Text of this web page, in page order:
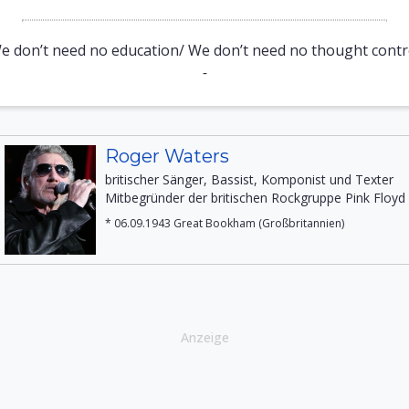
don’t need no education/ We don’t need no thought
-
Roger Waters
britischer Sänger, Bassist, Komponist und Texter
Mitbegründer der britischen Rockgruppe Pink Floyd
* 06.09.1943 Great Bookham (Großbritannien)
Anzeige